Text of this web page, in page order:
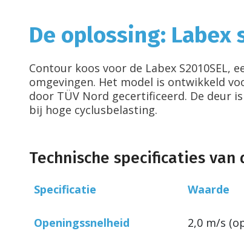
De oplossing: Labex
Contour koos voor de Labex
omgevingen. Het model is ontwikkeld
door TÜV Nord gecertificeerd. De deur
bij hoge cyclusbelasting.
Technische specificaties van
Specificatie Waarde
Openingssnelheid 2,0 m/s